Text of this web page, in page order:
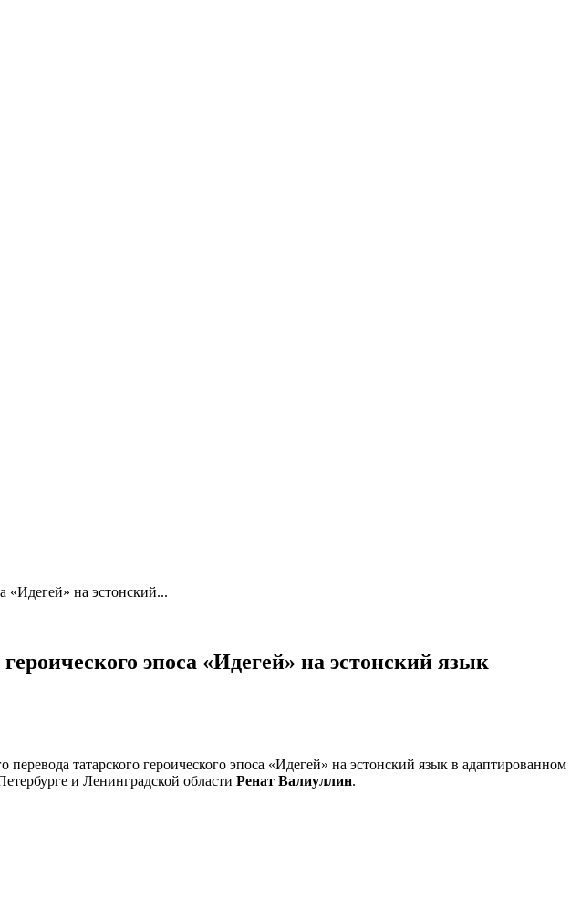
«Идегей» на эстонский...
эпоса «Идегей» на эстонский язык
татарского героического эпоса «Идегей» на эстонский язык в адаптированном
и Ленинградской области Ренат Валиуллин.